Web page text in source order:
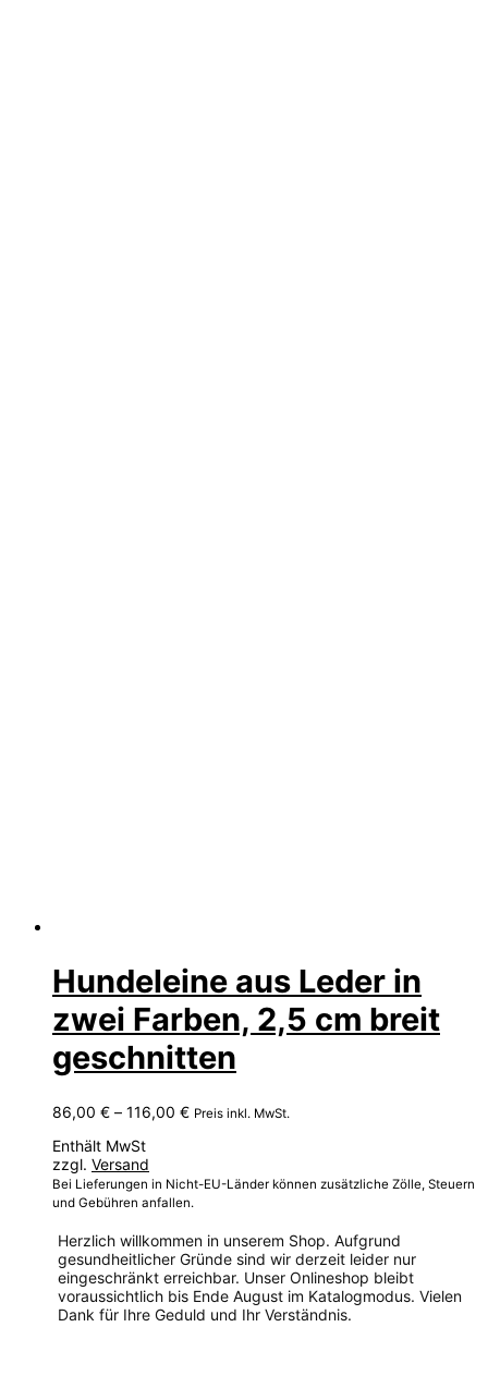
Hundeleine aus Leder in
zwei Farben, 2,5 cm breit
geschnitten
86,00 € – 116,00 €Preisspanne:
Preis inkl. MwSt.
Enthält MwSt
zzgl. Versand
Bei Lieferungen in Nicht-EU-Länder können zusätzliche Zölle, Steuern
und Gebühren anfallen.
Herzlich willkommen in unserem Shop. Aufgrund
gesundheitlicher Gründe sind wir derzeit leider nur
eingeschränkt erreichbar. Unser Onlineshop bleibt
voraussichtlich bis Ende August im Katalogmodus. Vielen
Dank für Ihre Geduld und Ihr Verständnis.